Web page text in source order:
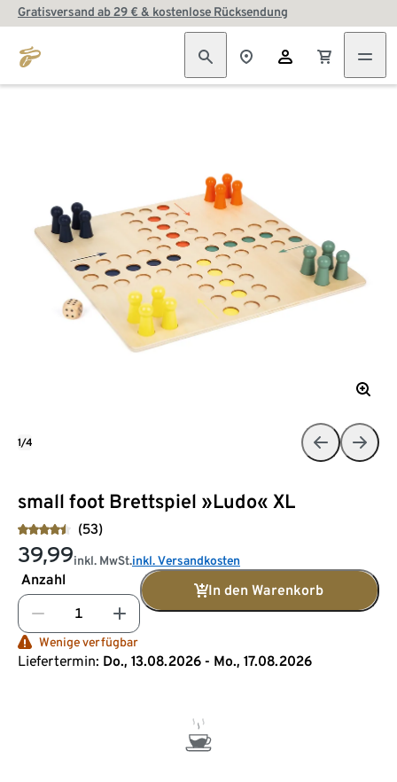
Gratisversand ab 29 € & kostenlose Rücksendung
small foot Brettspiel »Ludo« XL
(53)
39,99inkl. MwSt.inkl. Versandkosten
Anzahl
In den Warenkorb
Wenige verfügbar
Liefertermin: Do., 13.08.2026 - Mo., 17.08.2026
1/4